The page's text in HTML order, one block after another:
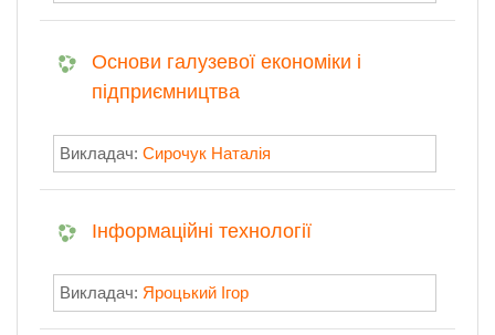
Основи галузевої економіки і
підприємництва
Викладач: Сирочук Наталія
Інформаційні технології
Викладач: Яроцький Ігор